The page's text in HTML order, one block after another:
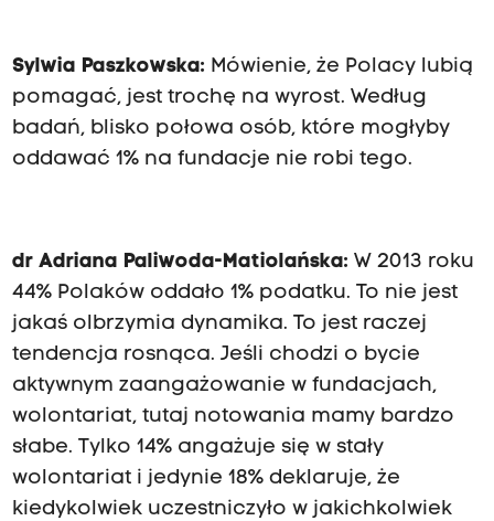
Sylwia Paszkowska: Mówienie, że Polacy lubią
pomagać, jest trochę na wyrost. Według
badań, blisko połowa osób, które mogłyby
oddawać 1% na fundacje nie robi tego.
dr Adriana Paliwoda-Matiolańska: W 2013 roku
44% Polaków oddało 1% podatku. To nie jest
jakaś olbrzymia dynamika. To jest raczej
tendencja rosnąca. Jeśli chodzi o bycie
aktywnym zaangażowanie w fundacjach,
wolontariat, tutaj notowania mamy bardzo
słabe. Tylko 14% angażuje się w stały
wolontariat i jedynie 18% deklaruje, że
kiedykolwiek uczestniczyło w jakichkolwiek